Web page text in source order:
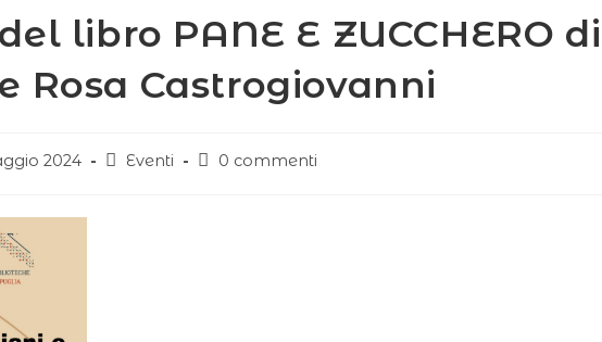
libro PANE E ZUCCHERO di
Rosa Castrogiovanni
2024 Eventi 0 commenti